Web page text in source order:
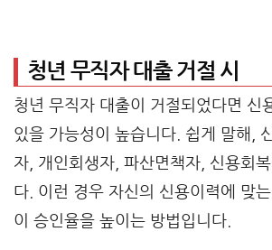
청년 무직자 대출 거절 시
청년 무직자 대출이 거절되었다면 신
있을 가능성이 높습니다. 쉽게 말해,
자, 개인회생자, 파산면책자, 신용회
다. 이런 경우 자신의 신용이력에 맞
이 승인율을 높이는 방법입니다.